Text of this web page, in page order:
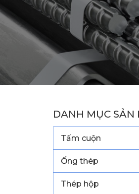
DANH MỤC SẢN
Tấm cuộn
Ống thép
Thép hộp